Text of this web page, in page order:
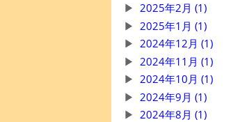
2025年2月 (1)
2025年1月 (1)
2024年12月 (1)
2024年11月 (1)
2024年10月 (1)
2024年9月 (1)
2024年8月 (1)